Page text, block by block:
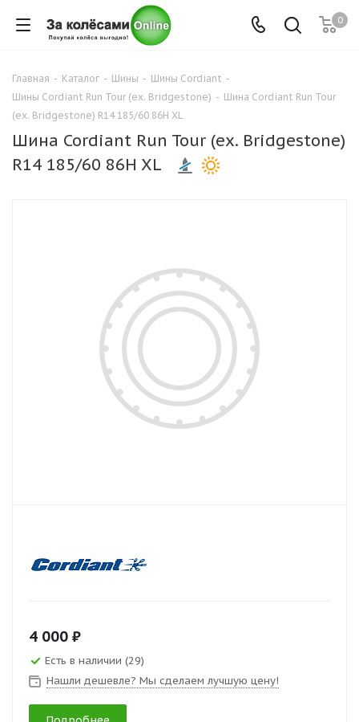
0
Главная - Каталог - Шины - Шины Cordiant -
Шины Cordiant Run Tour (ex. Bridgestone) - Шина Cordiant Run Tour
(ex. Bridgestone) R14 185/60 86H XL
Шина Cordiant Run Tour (ex. Bridgestone)
R14 185/60 86H XL
4 000 ₽
Есть в наличии (29)
Нашли дешевле? Мы сделаем лучшую цену!